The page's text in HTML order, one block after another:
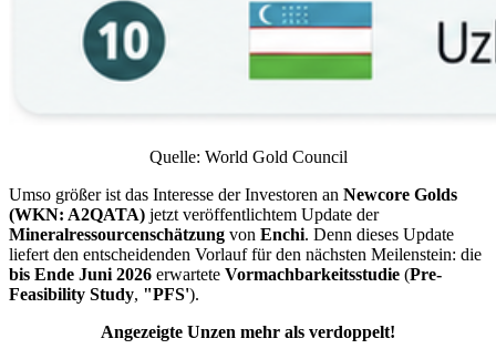
Quelle: World Gold Council
Umso größer ist das Interesse der Investoren an Newcore Golds
(WKN: A2QATA) jetzt veröffentlichtem Update der
Mineralressourcenschätzung von Enchi. Denn dieses Update
liefert den entscheidenden Vorlauf für den nächsten Meilenstein: die
bis Ende Juni 2026 erwartete Vormachbarkeitsstudie (Pre-
Feasibility Study, "PFS').
Angezeigte Unzen mehr als verdoppelt!